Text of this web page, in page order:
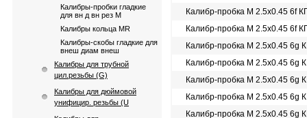
Калибры-пробки гладкие
для вн д вн рез М
Калибры кольца MR
Калибры-скобы гладкие для
внеш диам внеш
Калибры для трубной
цил.резьбы (G)
Калибры для дюймовой
унифицир. резьбы (U
Калибр-пробка М 2.5х0.45 6f
Калибр-пробка М 2.5х0.45 6f
Калибр-пробка М 2.5х0.45 6g
Калибр-пробка М 2.5х0.45 6g
Калибр-пробка М 2.5х0.45 6g
Калибр-пробка М 2.5х0.45 6g
Калибр-пробка М 2.5х0.45 6g